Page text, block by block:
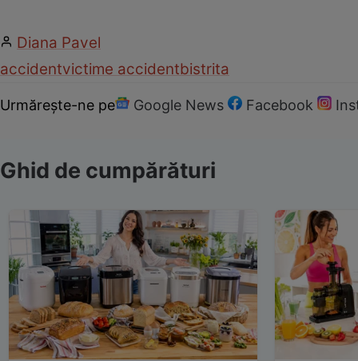
Diana Pavel
accidentvictime accidentbistrita
Urmărește-ne pe Google News Facebook
Ghid de cumpărături